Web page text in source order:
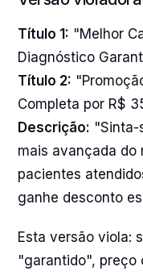
Título 1: "Melhor
Diagnóstico
Título 2:
Completa por R$
Descrição: "Sinta-
mais avançada do
pacientes
ganhe desconto
Esta versão viola:
"garantido", preço